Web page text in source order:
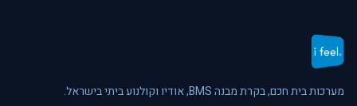
מערכות בית חכם, בקרת מבנה BMS, אודיו וקולנוע ביתי בישראל.